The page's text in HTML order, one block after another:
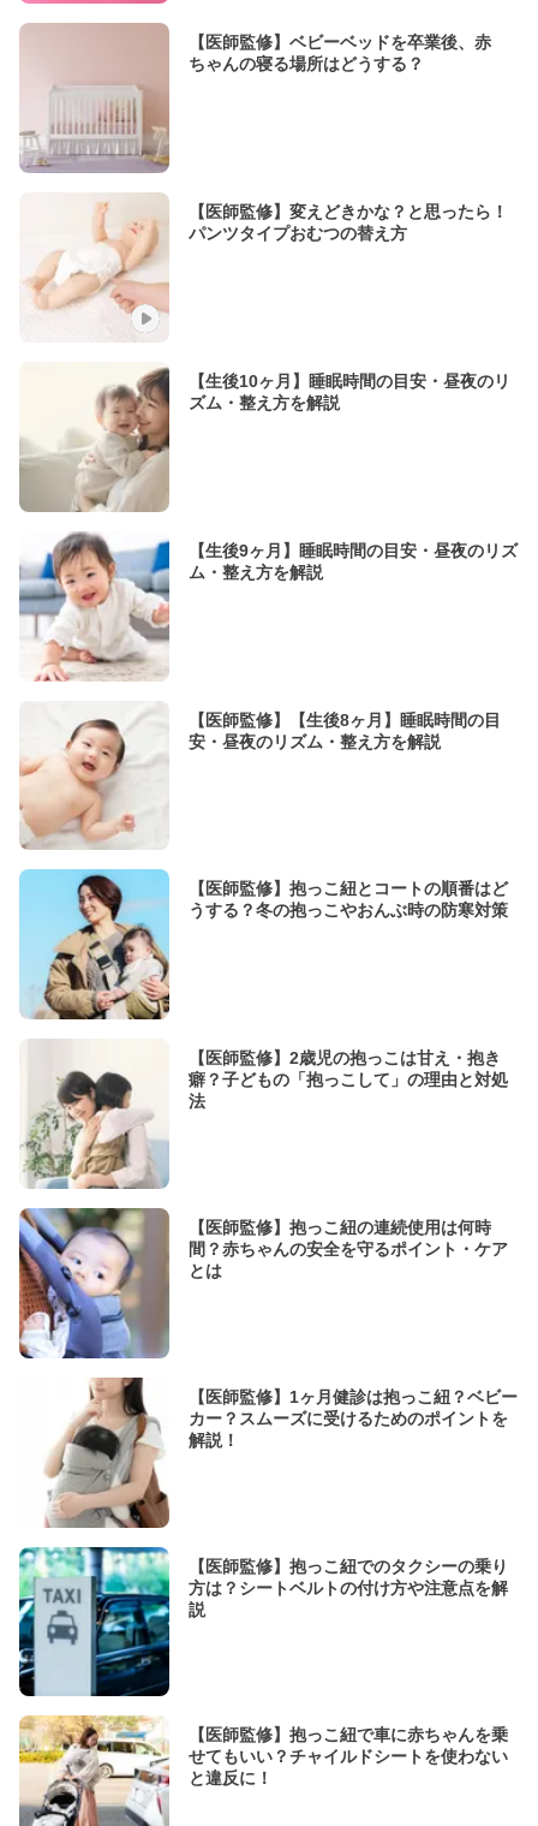
【医師監修】ベビーベッドを卒業後、赤
ちゃんの寝る場所はどうする？
【医師監修】変えどきかな？と思ったら！
パンツタイプおむつの替え方
【生後10ヶ月】睡眠時間の目安・昼夜のリ
ズム・整え方を解説
【生後9ヶ月】睡眠時間の目安・昼夜のリズ
ム・整え方を解説
【医師監修】【生後8ヶ月】睡眠時間の目
安・昼夜のリズム・整え方を解説
【医師監修】抱っこ紐とコートの順番はど
うする？冬の抱っこやおんぶ時の防寒対策
【医師監修】2歳児の抱っこは甘え・抱き
癖？子どもの「抱っこして」の理由と対処
法
【医師監修】抱っこ紐の連続使用は何時
間？赤ちゃんの安全を守るポイント・ケア
とは
【医師監修】1ヶ月健診は抱っこ紐？ベビー
カー？スムーズに受けるためのポイントを
解説！
【医師監修】抱っこ紐でのタクシーの乗り
方は？シートベルトの付け方や注意点を解
説
【医師監修】抱っこ紐で車に赤ちゃんを乗
せてもいい？チャイルドシートを使わない
と違反に！